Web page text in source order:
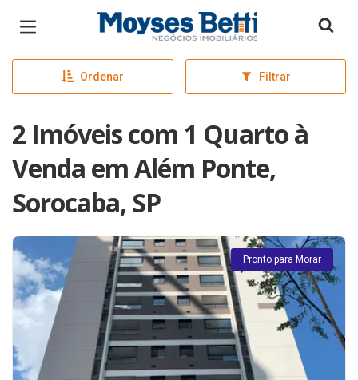
Página inicial
Ordenar Filtrar
2 Imóveis com 1 Quarto à
Venda em Além Ponte,
Sorocaba, SP
Pronto para Morar